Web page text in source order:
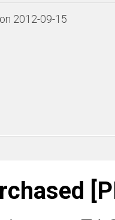
2012-09-15